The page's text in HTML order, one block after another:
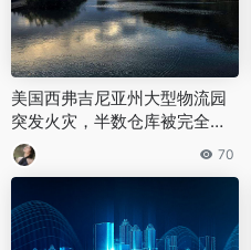
美国西弗吉尼亚州大型物流园
突发火灾，半数仓库被完全烧
毁
70